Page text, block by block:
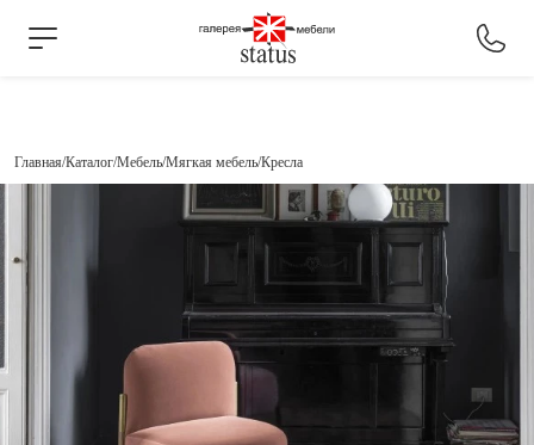
Главная Каталог Мебель Мягкая мебель Кресла